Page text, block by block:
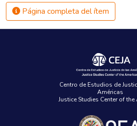
Página completa del ítem
Centro de Estudios de
Américas
Justice Studies Center of the